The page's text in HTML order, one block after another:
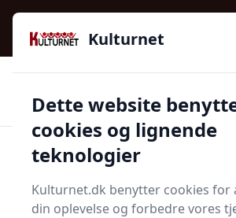
Kulturnet - Alt Det Gode I Livet | Din
2016
97 kategorier 👍Kun godkendte
Start søgning
Kulturnet
Dette website
cookies og lignende
teknologier
Kulturnet.dk benytter cookies for
din oplevelse og forbedre vores